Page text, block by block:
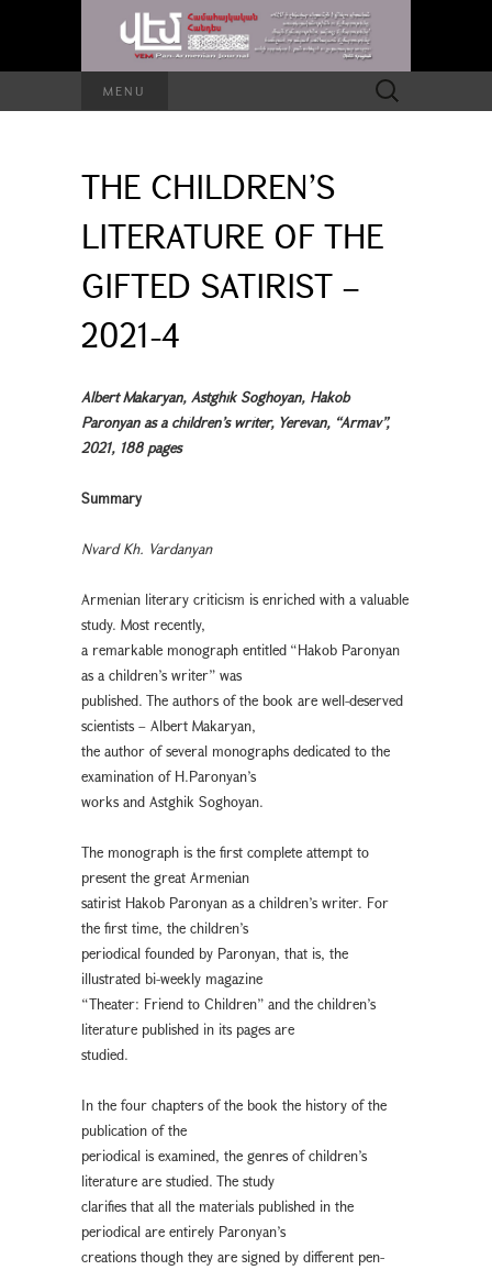
MENU
Search
for:
THE CHILDREN’S
LITERATURE OF THE
GIFTED SATIRIST –
2021-4
Albert Makaryan, Astghik Soghoyan, Hakob
Paronyan as a children’s writer, Yerevan, “Armav”,
2021, 188 pages
Summary
Nvard Kh. Vardanyan
Armenian literary criticism is enriched with a valuable
study. Most recently,
a remarkable monograph entitled “Hakob Paronyan
as a children’s writer” was
published. The authors of the book are well-deserved
scientists – Albert Makaryan,
the author of several monographs dedicated to the
examination of H.Paronyan’s
works and Astghik Soghoyan.
The monograph is the first complete attempt to
present the great Armenian
satirist Hakob Paronyan as a children’s writer. For
the first time, the children’s
periodical founded by Paronyan, that is, the
illustrated bi-weekly magazine
“Theater: Friend to Children” and the children’s
literature published in its pages are
studied.
In the four chapters of the book the history of the
publication of the
periodical is examined, the genres of children’s
literature are studied. The study
clarifies that all the materials published in the
periodical are entirely Paronyan’s
creations though they are signed by different pen-